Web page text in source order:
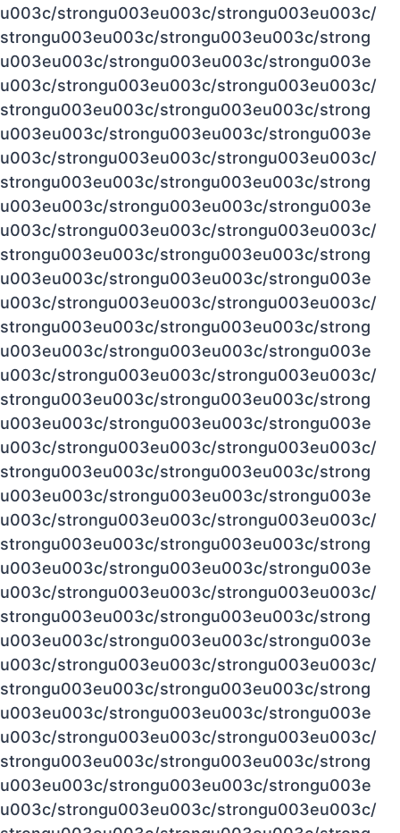
u003c/strongu003eu003c/strongu003eu003c/
strongu003eu003c/strongu003eu003c/strong
u003eu003c/strongu003eu003c/strongu003e
u003c/strongu003eu003c/strongu003eu003c/
strongu003eu003c/strongu003eu003c/strong
u003eu003c/strongu003eu003c/strongu003e
u003c/strongu003eu003c/strongu003eu003c/
strongu003eu003c/strongu003eu003c/strong
u003eu003c/strongu003eu003c/strongu003e
u003c/strongu003eu003c/strongu003eu003c/
strongu003eu003c/strongu003eu003c/strong
u003eu003c/strongu003eu003c/strongu003e
u003c/strongu003eu003c/strongu003eu003c/
strongu003eu003c/strongu003eu003c/strong
u003eu003c/strongu003eu003c/strongu003e
u003c/strongu003eu003c/strongu003eu003c/
strongu003eu003c/strongu003eu003c/strong
u003eu003c/strongu003eu003c/strongu003e
u003c/strongu003eu003c/strongu003eu003c/
strongu003eu003c/strongu003eu003c/strong
u003eu003c/strongu003eu003c/strongu003e
u003c/strongu003eu003c/strongu003eu003c/
strongu003eu003c/strongu003eu003c/strong
u003eu003c/strongu003eu003c/strongu003e
u003c/strongu003eu003c/strongu003eu003c/
strongu003eu003c/strongu003eu003c/strong
u003eu003c/strongu003eu003c/strongu003e
u003c/strongu003eu003c/strongu003eu003c/
strongu003eu003c/strongu003eu003c/strong
u003eu003c/strongu003eu003c/strongu003e
u003c/strongu003eu003c/strongu003eu003c/
strongu003eu003c/strongu003eu003c/strong
u003eu003c/strongu003eu003c/strongu003e
u003c/strongu003eu003c/strongu003eu003c/